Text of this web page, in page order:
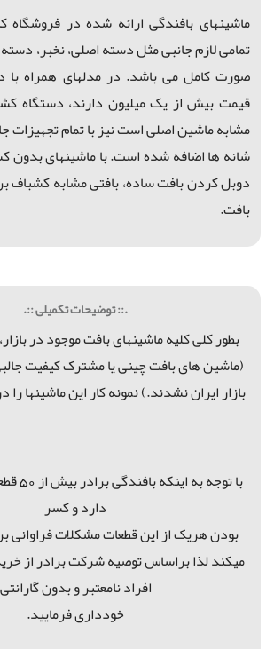
ماشینهای بافندگی ارائه شده در فروشگاه
تمامی لازم جانبی مثل دسته اصلی، نخبر،
صورت کامل می باشد. در مدلهای همراه با
قیمت بیش از یک میلیون دارند، دستگاه
مشابه ماشین اصلی است نیز با تمام تجهیزات
شانه ها اضافه شده است. با ماشینهای بدون
دوبل کردن بافت ساده، بافتی مشابه کشباف
بافت.
.:: توضیحات تکمیلی ::.
بطور کلی کلیه ماشینهای بافت موجود در
(ماشین های بافت چینی یا مشترک کیفیت
بازار ایران نشدند.) نمونه کار این ماشینها را
با
دارد و کسر
بودن هریک از این قطعات مشکلات فراوانی
میکند لذا براساس توصیه شرکت برادر از
افراد نامعتبر و بدون گارانتی
خودداری فرمایید.